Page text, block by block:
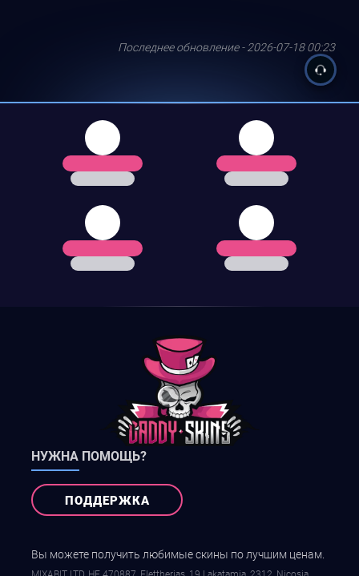
Последнее обновление - 2026-07-18 00:23
НУЖНА ПОМОЩЬ?
ПОДДЕРЖКА
Вы можете получить любимые скины по лучшим ценам.